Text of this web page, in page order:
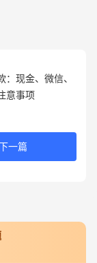
：现金、微信、
意事项
一篇